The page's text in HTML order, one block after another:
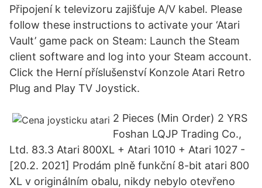
Připojení k televizoru zajišťuje A/V kabel. Please
follow these instructions to activate your ‘Atari
Vault’ game pack on Steam: Launch the Steam
client software and log into your Steam account.
Click the Herní příslušenství Konzole Atari Retro
Plug and Play TV Joystick.
2 Pieces (Min Order) 2 YRS
Foshan LQJP Trading Co.,
Ltd. 83.3 Atari 800XL + Atari 1010 + Atari 1027 -
[20.2. 2021] Prodám plně funkční 8-bit atari 800
XL v originálním obalu, nikdy nebylo otevřeno